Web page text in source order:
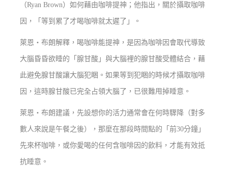
（Ryan Brown）如何藉由咖啡提神；他指出，關於攝取咖啡
因，「等到累了才喝咖啡就太遲了」。
萊恩‧布朗解釋，喝咖啡能提神，是因為咖啡因會取代導致
大腦昏昏欲睡的「腺甘酸」與大腦裡的腺甘酸受體結合，藉
此避免腺甘酸讓大腦犯睏。如果等到犯睏的時候才攝取咖啡
因，這時腺甘酸已完全占領大腦了，已很難甩掉睡意。
萊恩‧布朗建議，先設想你的活力通常會在何時驟降（對多
數人來說是午餐之後），那麼在那段時間點的「前30分鐘」
先來杯咖啡，或你愛喝的任何含咖啡因的飲料，才能有效抵
抗睡意。